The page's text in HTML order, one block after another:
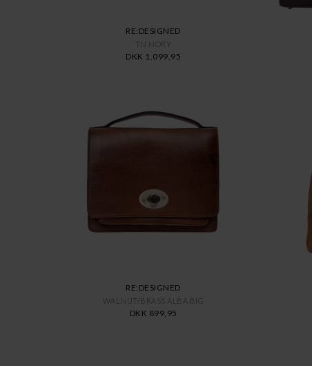
RE:DESIGNED
TN NORY
DKK 1.099,95
RE:DESIGNED
WALNUT/BRASS ALBA BIG
DKK 899,95